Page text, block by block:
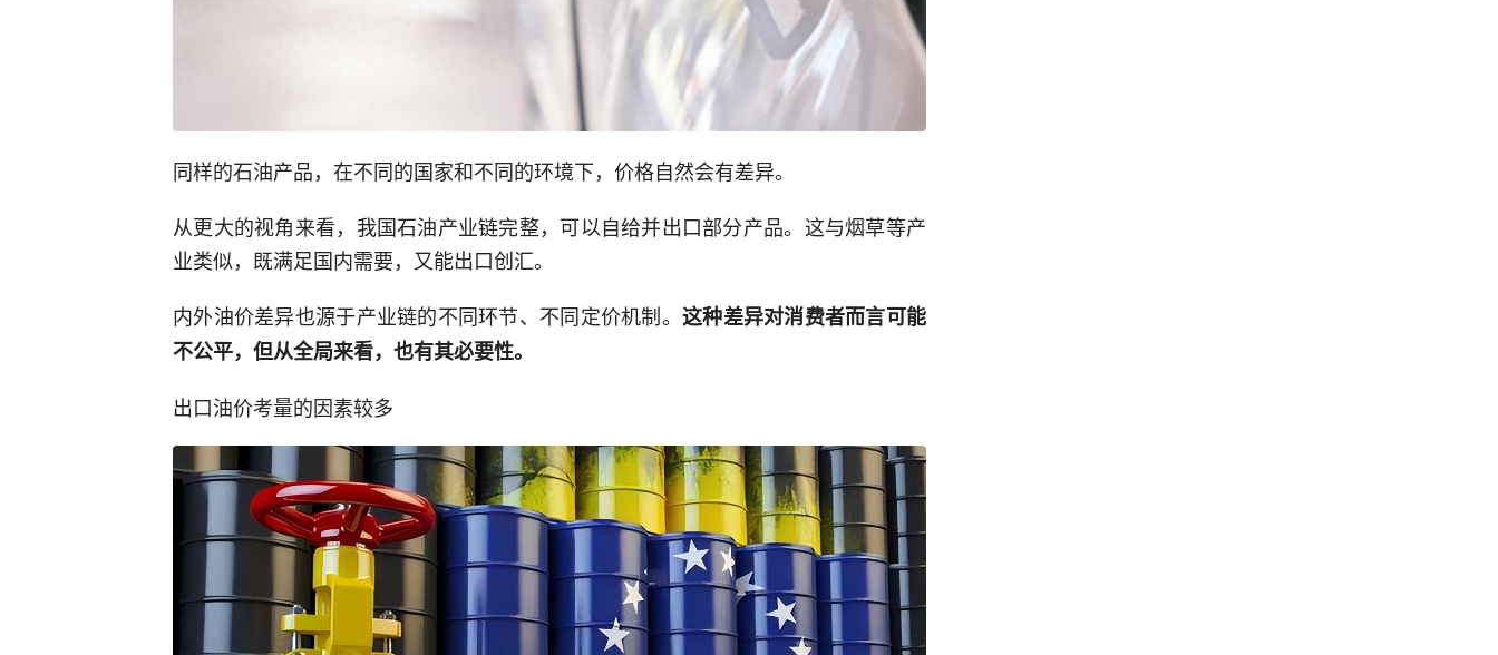
同样的石油产品，在不同的国家和不同的环境下，价格自然会有差异。
从更大的视角来看，我国石油产业链完整，可以自给并出口部分产品。这与烟草等产
业类似，既满足国内需要，又能出口创汇。
内外油价差异也源于产业链的不同环节、不同定价机制。 这种差异对消费者而言可能
不公平，但从全局来看，也有其必要性。
出口油价考量的因素较多